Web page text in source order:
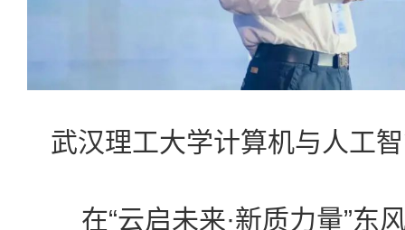
武汉理工大学计算机与人工
在“云启未来·新质力量”东